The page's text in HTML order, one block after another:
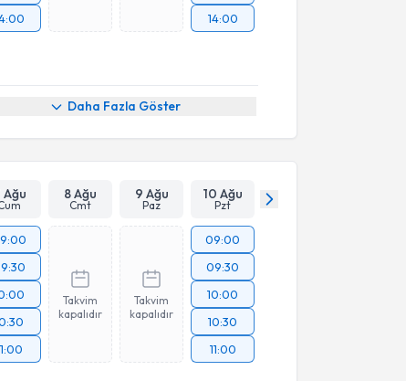
14:00
Daha Fazla Göster
Ağu 8 Ağu
Cmt
9 Ağu
Paz
10 Ağu
Pzt
Takvim
kapalıdır
Takvim
kapalıdır
09:00
09:30
10:00
10:30
11:00